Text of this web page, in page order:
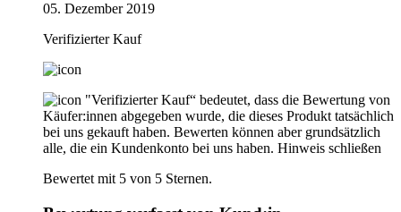
05. Dezember 2019
Verifizierter Kauf
"Verifizierter Kauf“ bedeutet, dass die Bewertung von
Käufer:innen abgegeben wurde, die dieses Produkt tatsächlich
bei uns gekauft haben. Bewerten können aber grundsätzlich
alle, die ein Kundenkonto bei uns haben. Hinweis schließen
Bewertet mit 5 von 5 Sternen.